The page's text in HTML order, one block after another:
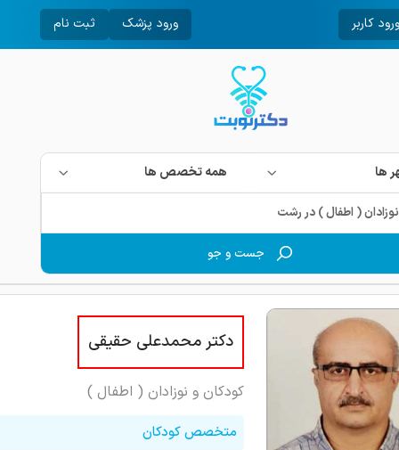
ورود کاربر ورود پزشک ثبت نام
ها همه تخصص ها
جست و جو
دکتر محمدعلی حقیقی
کودکان و نوزادان ( اطفال )
متخصص کودکان